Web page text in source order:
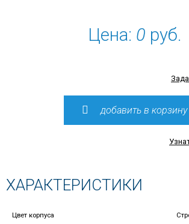
Цена: 0 руб.
добавить в корзину
ХАРАКТЕРИСТИКИ
Цвет корпуса